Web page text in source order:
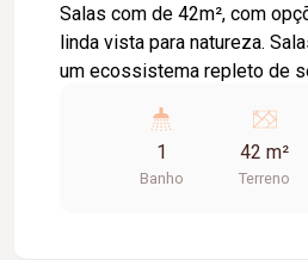
Salas com de 42m², com
linda vista para natureza. Salas inauguradas em
um ecossistema repleto de
de empreendedorismo se
incentivando a troca de
conhecimento entre parceiros.
1
Banho
42 m²
Terreno